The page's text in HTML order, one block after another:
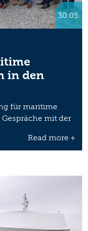
30.05.
in den
für maritime
mit der
Read more +